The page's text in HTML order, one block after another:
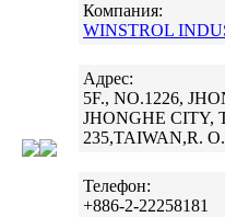
Компания:
WINSTROL
Адрес:
5F., NO.1226,
JHONGHE CITY,
235,TAIWAN,R.
Телефон:
+886-2-22258181